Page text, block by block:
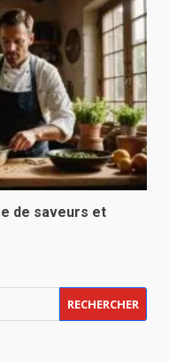
de saveurs et